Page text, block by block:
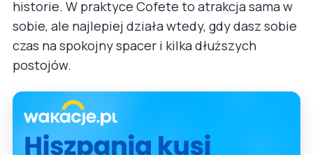
historie. W praktyce Cofete to atrakcja sama w
sobie, ale najlepiej działa wtedy, gdy dasz sobie
czas na spokojny spacer i kilka dłuższych
postojów.